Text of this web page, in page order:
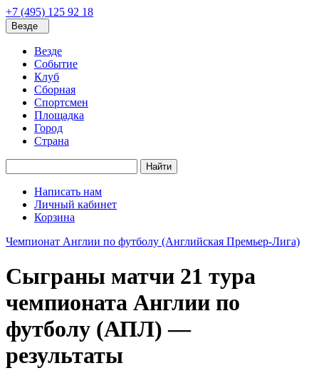
+7 (495) 125 92 18
Везде
Везде
Событие
Клуб
Сборная
Спортсмен
Площадка
Город
Страна
Найти
Написать нам
Личный кабинет
Корзина
Чемпионат Англии по футболу (Английская Премьер-Лига)
Сыграны матчи 21 тура
чемпионата Англии по
футболу (АПЛ) —
результаты